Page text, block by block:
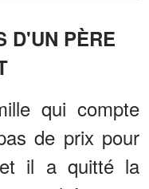
D'UN PÈRE
qui compte
de prix pour
et il a quitté la